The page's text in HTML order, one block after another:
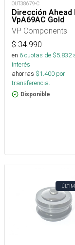
OUT38679-C
Dirección Ahead
VpA69AC Gold
VP Components
$ 34.990
en 6cuotas de $5.832
interés
ahorras $1.400 por
transferencia.
Disponible